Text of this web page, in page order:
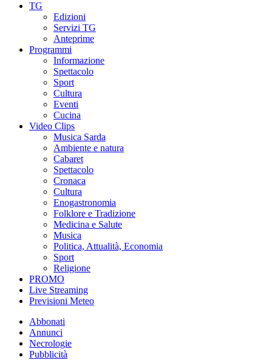
TG
Edizioni
Servizi TG
Anteprime
Programmi
Informazione
Spettacolo
Sport
Cultura
Eventi
Cucina
Video Clips
Musica Sarda
Ambiente e natura
Cabaret
Spettacolo
Cronaca
Cultura
Enogastronomia
Folklore e Tradizione
Medicina e Salute
Musica
Politica, Attualità, Economia
Sport
Religione
PROMO
Live Streaming
Previsioni Meteo
Abbonati
Annunci
Necrologie
Pubblicità